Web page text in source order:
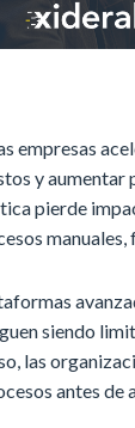
empresas
y aumentar
pierde
siendo
las
antes de